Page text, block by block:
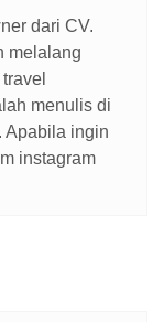
dari CV.
melalang
menulis di
Apabila ingin
instagram